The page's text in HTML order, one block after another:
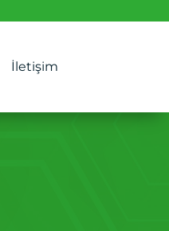
İletişim